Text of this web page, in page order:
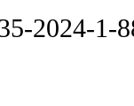
2024-1-